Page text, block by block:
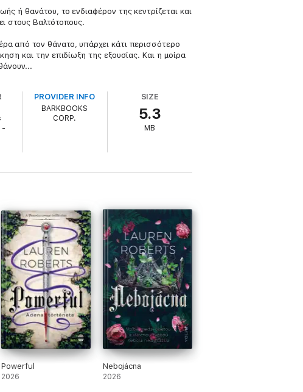
ή θανάτου, το ενδιαφέρον της κεντρίζεται και
στους Βαλτότοπους.
από τον θάνατο, υπάρχει κάτι περισσότερο
και την επιδίωξη της εξουσίας. Και η μοίρα
-
PROVIDER INFO
BARKBOOKS
CORP.
SIZE
5.3
MB
Powerful
2026
Nebojácna
2026